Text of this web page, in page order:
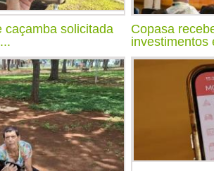
caçamba solicitada
Copasa
investimentos